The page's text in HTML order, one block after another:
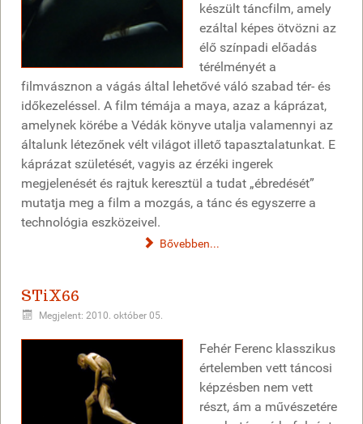
készült táncfilm, amely
ezáltal képes ötvözni az
élő színpadi előadás
térélményét a
filmvásznon a vágás által lehetővé váló szabad tér- és
időkezeléssel. A film témája a maya, azaz a káprázat,
amelynek körébe a Védák könyve utalja valamennyi az
általunk létezőnek vélt világot illető tapasztalatunkat. E
káprázat születését, vagyis az érzéki ingerek
megjelenését és rajtuk keresztül a tudat „ébredését”
mutatja meg a film a mozgás, a tánc és egyszerre a
technológia eszközeivel.
Bővebben...
STiX66
Megjelent: 2010. október 05.
Fehér Ferenc klasszikus
értelemben vett táncosi
képzésben nem vett
részt, ám a művészetére